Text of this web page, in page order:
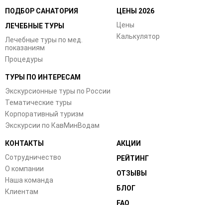
ПОДБОР САНАТОРИЯ
ЛЕЧЕБНЫЕ ТУРЫ
Лечебные туры по мед.
показаниям
Процедуры
ЦЕНЫ 2026
Цены
Калькулятор
ТУРЫ ПО ИНТЕРЕСАМ
Экскурсионные туры по России
Тематические туры
Корпоративный туризм
Экскурсии по КавМинВодам
КОНТАКТЫ
Сотрудничество
О компании
Наша команда
Клиентам
АКЦИИ
РЕЙТИНГ
ОТЗЫВЫ
БЛОГ
FAQ